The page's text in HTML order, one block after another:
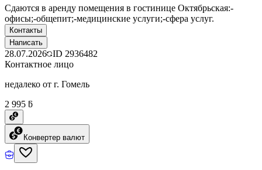
Сдаются в аренду помещения в гостинице Октябрьская:-
офисы;-общепит;-медицинские услуги;-сфера услуг.
Контакты
Написать
28.07.2026 ID 2936482
Контактное лицо
недалеко от г. Гомель
2 995 ƃ
Конвертер валют